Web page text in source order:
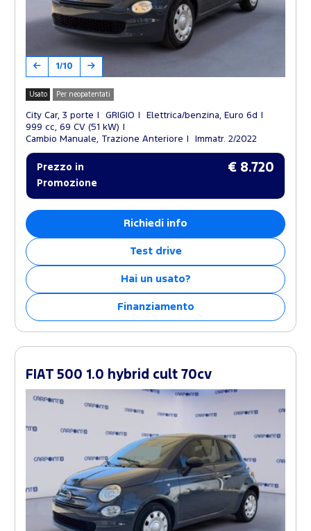
1/10
Usato Per neopatentati
City Car, 3 porte GRIGIO
Elettrica/benzina, Euro 6d
999 cc, 69 CV (51 kW)
Cambio Manuale, Trazione Anteriore
Immatr. 2/2022
Prezzo in
Promozione
€ 8.720
Richiedi info
Test drive
Hai un usato?
Finanziamento
FIAT 500 1.0 hybrid cult 70cv